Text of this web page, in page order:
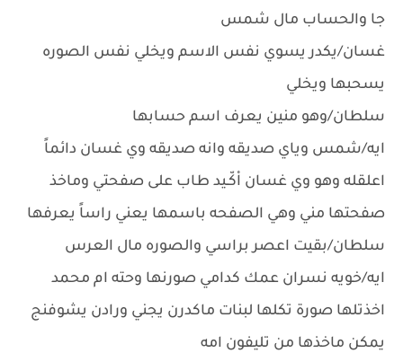
جا والحساب مال شمس
غسان/يكدر يسوي نفس الاسم ويخلي نفس الصوره
يسحبها ويخلي
سلطان/وهو منين يعرف اسم حسابها
ايه/شمس وياي صديقه وانه صديقه وي غسان دائماً
اعلقله وهو وي غسان اْكّـيد طاب على صفحتي وماخذ
صفحتها مني وهي الصفحه باسمها يعني راساً يعرفها
سلطان/بقيت اعصر براسي والصوره مال العرس
ايه/خويه نسران عمك كدامي صورنها وحته ام محمد
اخذتلها صورة تكلها لبنات ماكدرن يجني ورادن يشوفنج
يمكن ماخذها من تليفون امه